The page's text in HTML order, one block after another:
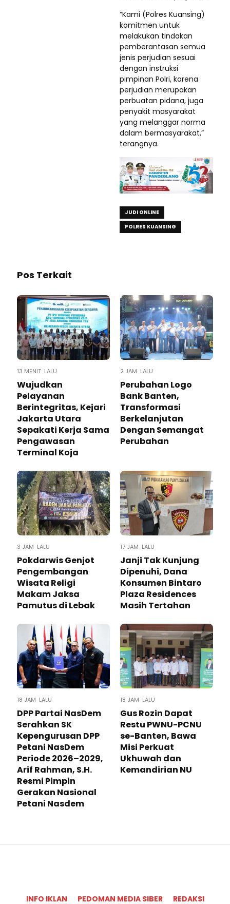
“Kami (Polres Kuansing)
komitmen untuk
melakukan tindakan
pemberantasan semua
jenis perjudian sesuai
dengan instruksi
pimpinan Polri, karena
perjudian merupakan
perbuatan pidana, juga
penyakit masyarakat
yang melanggar norma
dalam bermasyarakat,”
terangnya.
JUDI ONLINE
POLRES KUANSING
Pos Terkait
13 MENIT LALU
Wujudkan
Pelayanan
Berintegritas, Kejari
Jakarta Utara
Sepakati Kerja Sama
Pengawasan
Terminal Koja
2 JAM LALU
Perubahan Logo
Bank Banten,
Transformasi
Berkelanjutan
Dengan Semangat
Perubahan
3 JAM LALU
Pokdarwis Genjot
Pengembangan
Wisata Religi
Makam Jaksa
Pamutus di Lebak
17 JAM LALU
Janji Tak Kunjung
Dipenuhi, Dana
Konsumen Bintaro
Plaza Residences
Masih Tertahan
18 JAM LALU
DPP Partai NasDem
Serahkan SK
Kepengurusan DPP
Petani NasDem
Periode 2026–2029,
Arif Rahman, S.H.
Resmi Pimpin
Gerakan Nasional
Petani Nasdem
18 JAM LALU
Gus Rozin Dapat
Restu PWNU-PCNU
se-Banten, Bawa
Misi Perkuat
Ukhuwah dan
Kemandirian NU
INFO IKLAN PEDOMAN MEDIA SIBER
REDAKSI